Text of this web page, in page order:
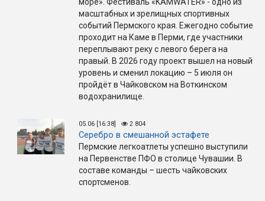
масштабных и зрелищных спортивных
событий Пермского края. Ежегодно событие
проходит на Каме в Перми, где участники
переплывают реку с левого берега на
правый. В 2026 году проект вышел на новый
уровень и сменил локацию – 5 июля он
пройдёт в Чайковском на Воткинском
водохранилище.
05.06 [16:38] 2 804
Серебро в смешанной эстафете
Пермские легкоатлеты успешно выступили
на Первенстве ПФО в столице Чувашии. В
составе команды – шесть чайковских
спортсменов.